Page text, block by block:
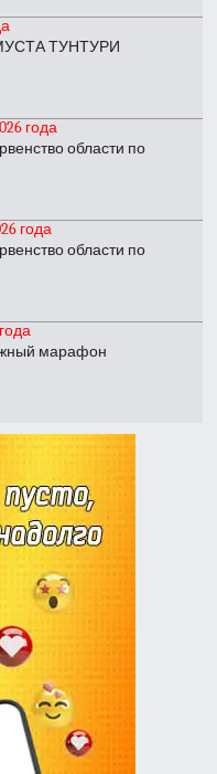
ТУНТУРИ
года
области по
года
области по
марафон